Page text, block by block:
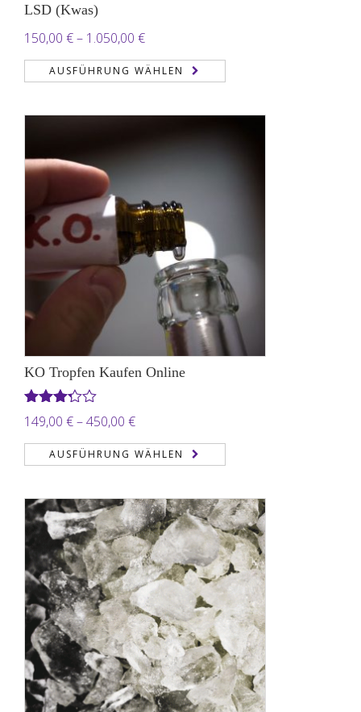
LSD (Kwas)
150,00 €– 1.050,00 €Preisspanne:
150,00 €
bis
AUSFÜHRUNG WÄHLEN
KO Tropfen Kaufen Online
Bewertet
mit
3.22
von 5
149,00 €–450,00 €Preisspanne:
149,00 €
bis
AUSFÜHRUNG WÄHLEN